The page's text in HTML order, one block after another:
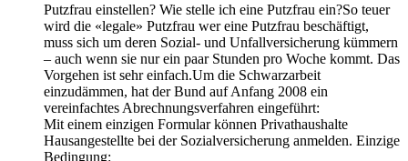
Putzfrau einstellen? Wie stelle ich eine Putzfrau ein?So teuer
wird die «legale» Putzfrau wer eine Putzfrau beschäftigt,
muss sich um deren Sozial- und Unfallversicherung kümmern
– auch wenn sie nur ein paar Stunden pro Woche kommt. Das
Vorgehen ist sehr einfach.Um die Schwarzarbeit
einzudämmen, hat der Bund auf Anfang 2008 ein
vereinfachtes Abrechnungsverfahren eingeführt:
Mit einem einzigen Formular können Privathaushalte
Hausangestellte bei der Sozialversicherung anmelden. Einzige
Bedingung: